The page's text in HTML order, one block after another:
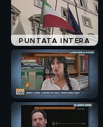
PUNTATA INTERA